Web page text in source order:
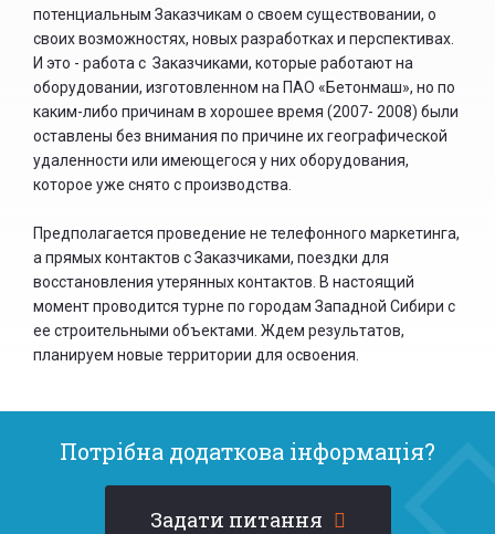
потенциальным Заказчикам о своем существовании, о
своих возможностях, новых разработках и перспективах.
И это - работа с Заказчиками, которые работают на
оборудовании, изготовленном на ПАО «Бетонмаш», но по
каким-либо причинам в хорошее время (2007- 2008) были
оставлены без внимания по причине их географической
удаленности или имеющегося у них оборудования,
которое уже снято с производства.
Предполагается проведение не телефонного маркетинга,
а прямых контактов с Заказчиками, поездки для
восстановления утерянных контактов. В настоящий
момент проводится турне по городам Западной Сибири с
ее строительными объектами. Ждем результатов,
планируем новые территории для освоения.
Потрібна додаткова інформація?
Задати питання